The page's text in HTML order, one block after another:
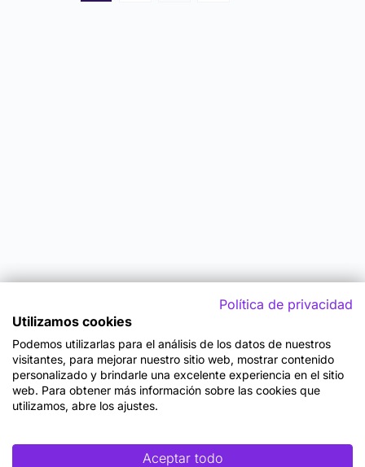
Política de privacidad
Utilizamos cookies
Podemos utilizarlas para el análisis de los datos de nuestros
visitantes, para mejorar nuestro sitio web, mostrar contenido
personalizado y brindarle una excelente experiencia en el sitio
web. Para obtener más información sobre las cookies que
utilizamos, abre los ajustes.
Aceptar todo